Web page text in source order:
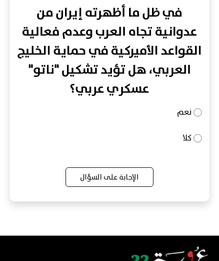
في ظل ما أظهرته إيران من
عدوانية تجاه العرب وعدم فعالية
القواعد الأميركية في حماية الخليج
العربي، هل تؤيد تشكيل "ناتو"
عسكري عربي؟
نعم
كلا
الإجابة على السؤال